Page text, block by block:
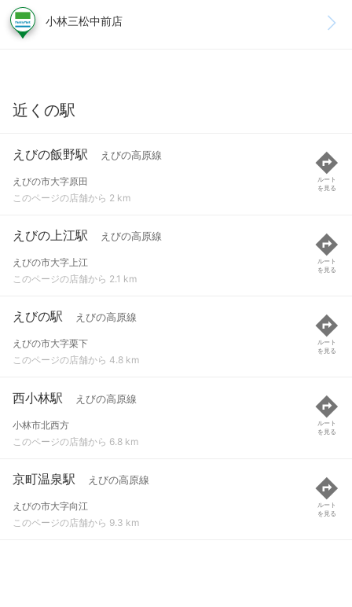
小林三松中前店
近くの駅
えびの飯野駅 えびの高原線
えびの市大字原田
このページの店舗から 2 km
ルート
を見る
えびの上江駅 えびの高原線
えびの市大字上江
このページの店舗から 2.1 km
ルート
を見る
えびの駅 えびの高原線
えびの市大字栗下
このページの店舗から 4.8 km
ルート
を見る
西小林駅 えびの高原線
小林市北西方
このページの店舗から 6.8 km
ルート
を見る
京町温泉駅 えびの高原線
えびの市大字向江
このページの店舗から 9.3 km
ルート
を見る